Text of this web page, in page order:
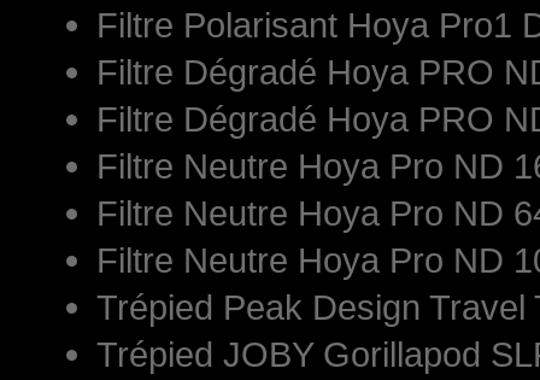
Filtre Polarisant Hoya Pro1
Filtre Dégradé Hoya PRO
Filtre Dégradé Hoya PRO
Filtre Neutre Hoya Pro ND
Filtre Neutre Hoya Pro ND
Filtre Neutre Hoya Pro ND
Trépied Peak Design Travel
Trépied JOBY Gorillapod